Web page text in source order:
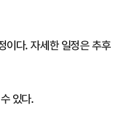
이다. 자세한 일정은 추후
있다.